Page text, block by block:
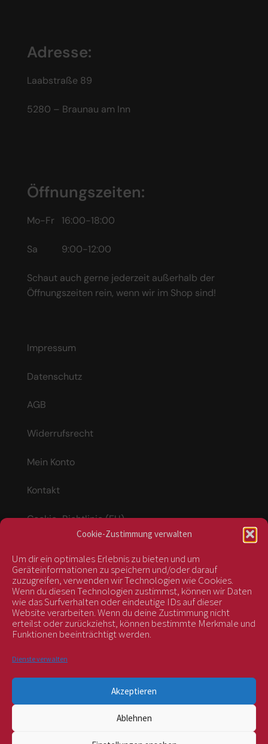
Cookie-Zustimmung verwalten
Um dir ein optimales Erlebnis zu bieten und um
Geräteinformationen zu speichern und/oder darauf
zuzugreifen, verwenden wir Technologien wie Cookies.
Wenn du diesen Technologien zustimmst, können wir Daten
wie das Surfverhalten oder eindeutige IDs auf dieser
Website verarbeiten. Wenn du deine Zustimmung nicht
erteilst oder zurückziehst, können bestimmte Merkmale und
Funktionen beeinträchtigt werden.
Dienste verwalten
Akzeptieren
Ablehnen
Adresse:
Laabstraße 89
5280 – Braunau am Inn
Öffnungszeiten:
Mo-Fr 16:00-18:00
Sa 9:00-12:00
Schaut auch gerne jederzeit außerhalb der
Öffnungszeiten rein, wenn wir im Shop sind!
Impressum
Datenschutz
AGB
Widerrufsrecht
Mein Konto
Kontakt
Cookie-Richtlinie (EU)
Vertrag widerrufen
kontrolliert durch:
BIOS Nr. AT-BIO-401